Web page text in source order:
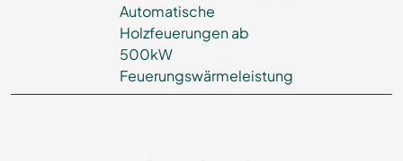
Automatische
Holzfeuerungen ab
500kW
Feuerungswärmeleistung